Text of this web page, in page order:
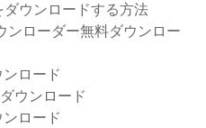
ダウンロードする方法
ンローダー無料ダウンロー
ロード
ウンロード
ロード